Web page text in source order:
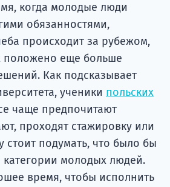
когда молодые люди
обязанностями,
происходит за рубежом,
положено еще больше
Как подсказывает
ученики польских
чаще предпочитают
проходят стажировку или
стоит подумать, что было бы
категории молодых людей.
время, чтобы исполнить